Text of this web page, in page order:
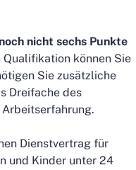
noch nicht sechs Punkte
Qualifikation können Sie
Sie zusätzliche
Dreifache des
Dienstvertrag für
und Kinder unter 24